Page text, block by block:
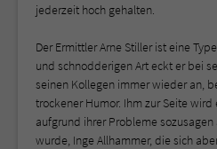
jederzeit hoch gehalten.
Der Ermittler Arne Stiller ist eine
und schnodderigen Art eckt er bei
seinen Kollegen immer wieder an,
trockener Humor. Ihm zur Seite
aufgrund ihrer Probleme
wurde, Inge Allhammer, die sich